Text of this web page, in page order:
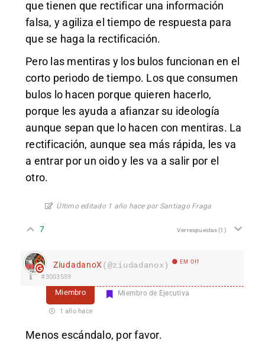
que tienen que rectificar una información
falsa, y agiliza el tiempo de respuesta para
que se haga la rectificación.
Pero las mentiras y los bulos funcionan en el
corto periodo de tiempo. Los que consumen
bulos lo hacen porque quieren hacerlo,
porque les ayuda a afianzar su ideología
aunque sepan que lo hacen con mentiras. La
rectificación, aunque sea más rápida, les va
a entrar por un oido y les va a salir por el
otro.
Último editado 1 año hace por Santiago Fraga
7 Ver respuestas(1)
ZiudadanoX (@ziudadanox) EM Off
#3003559
Miembro Miembro de Ejecutiva
1 año hace
Menos escándalo, por favor.